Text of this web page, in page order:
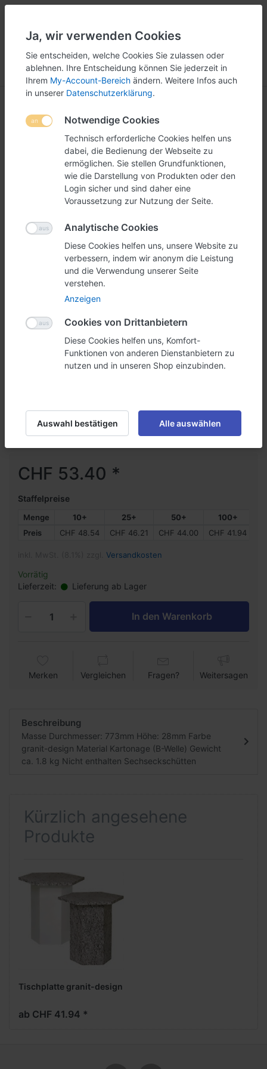
Menü Anmelden Vergleichen Wunschliste Warenkorb
Tischplatte granit-design
konzipiert. Sie ist dank mehrlagiger Kartonage sehr robust.
Art.-Nr. 0303827
CHF 53.40 *
Staffelpreise
Menge 10+ 25+ 50+
100+
Preis
CHF 48.54 CHF 46.21 CHF 44.00 CHF 41.94
Versandkosten
Vorrätig
Lieferzeit:
Lieferung ab Lager
In den Warenkorb
Merken Vergleichen Fragen? Weitersagen
Beschreibung
Masse Durchmesser: 773mm Höhe: 28mm Farbe
granit-design Material Kartonage (B-Welle) Gewicht
ca. 1.8 kg Nicht enthalten Sechseckschütten
Kürzlich angesehene
Produkte
Tischplatte granit-design
ab CHF 41.94 *
Ja, wir verwenden Cookies
Sie entscheiden, welche Cookies Sie zulassen oder
ablehnen. Ihre Entscheidung können Sie jederzeit in
Ihrem My-Account-Bereich ändern. Weitere Infos auch
in unserer Datenschutzerklärung.
Notwendige Cookies
Technisch erforderliche Cookies helfen uns
dabei, die Bedienung der Webseite zu
ermöglichen. Sie stellen Grundfunktionen,
wie die Darstellung von Produkten oder den
Login sicher und sind daher eine
Voraussetzung zur Nutzung der Seite.
Analytische Cookies
Diese Cookies helfen uns, unsere Website zu
verbessern, indem wir anonym die Leistung
und die Verwendung unserer Seite
verstehen.
Anzeigen
Cookies von Drittanbietern
Diese Cookies helfen uns, Komfort-
Funktionen von anderen Dienstanbietern zu
nutzen und in unseren Shop einzubinden.
Auswahl bestätigen Alle auswählen